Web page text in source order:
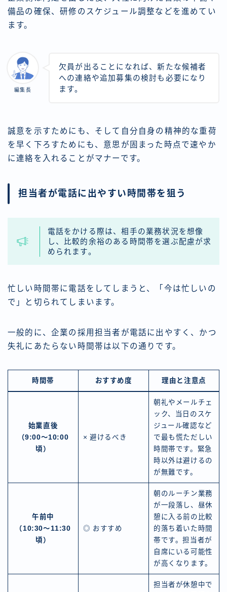
備品の確保、研修のスケジュール調整などを進めてい
ます。
編集長
欠員が出ることになれば、新たな候補者
への連絡や追加募集の検討も必要になり
ます。
誠意を示すためにも、そして自分自身の精神的な重荷
を早く下ろすためにも、意思が固まった時点で速やか
に連絡を入れることがマナーです。
担当者が電話に出やすい時間帯を狙う
電話をかける際は、相手の業務状況を想像
し、比較的余裕のある時間帯を選ぶ配慮が求
められます。
忙しい時間帯に電話をしてしまうと、「今は忙しいの
で」と切られてしまいます。
一般的に、企業の採用担当者が電話に出やすく、かつ
失礼にあたらない時間帯は以下の通りです。
時間帯 おすすめ度 理由と注意点
始業直後
（9:00～10:00
頃）
× 避けるべき
朝礼やメールチェ
ック、当日のスケ
ジュール確認など
で最も慌ただしい
時間帯です。緊急
時以外は避けるの
が無難です。
午前中
（10:30～11:30
頃）
◎ おすすめ
朝のルーチン業務
が一段落し、昼休
憩に入る前の比較
的落ち着いた時間
帯です。担当者が
自席にいる可能性
が高くなります。
担当者が休憩中で